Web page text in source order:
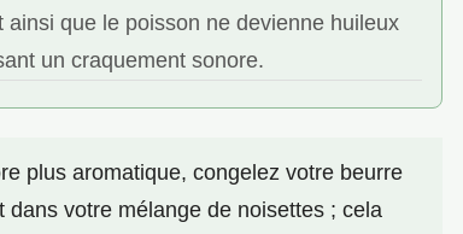
ainsi que le poisson ne devienne huileux
un craquement sonore.
plus aromatique, congelez votre beurre
votre mélange de noisettes ; cela